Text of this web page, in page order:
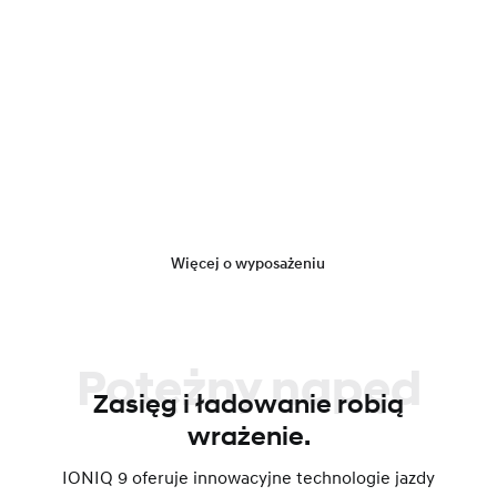
Więcej o wyposażeniu
Potężny napęd
Zasięg i ładowanie robią
wrażenie.
IONIQ 9 oferuje innowacyjne technologie jazdy